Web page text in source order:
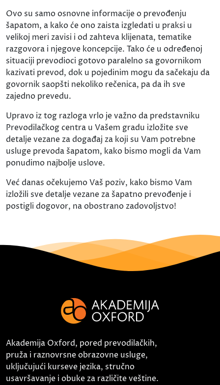
Ovo su samo osnovne informacije o prevođenju
šapatom, a kako će ono zaista izgledati u praksi u
velikoj meri zavisi i od zahteva klijenata, tematike
razgovora i njegove koncepcije. Tako će u određenoj
situaciji prevodioci gotovo paralelno sa govornikom
kazivati prevod, dok u pojedinim mogu da sačekaju da
govornik saopšti nekoliko rečenica, pa da ih sve
zajedno prevedu.
Upravo iz tog razloga vrlo je važno da predstavniku
Prevodilačkog centra u Vašem gradu izložite sve
detalje vezane za događaj za koji su Vam potrebne
usluge prevoda šapatom, kako bismo mogli da Vam
ponudimo najbolje uslove.
Već danas očekujemo Vaš poziv, kako bismo Vam
izložili sve detalje vezane za šapatno prevođenje i
postigli dogovor, na obostrano zadovoljstvo!
Akademija Oxford, pored prevodilačkih,
pruža i raznovrsne obrazovne usluge,
uključujući kurseve jezika, stručno
usavršavanje i obuke za različite veštine.